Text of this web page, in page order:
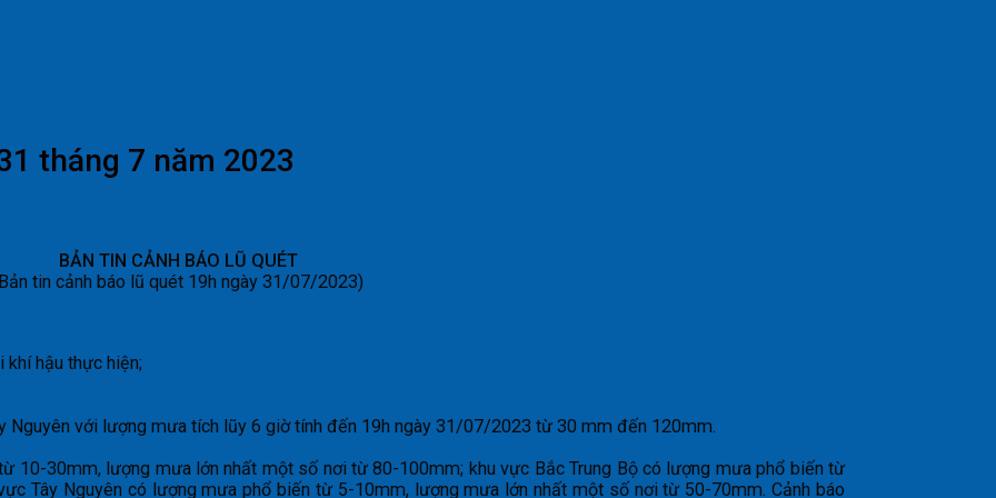
tháng 7 năm 2023
BẢN TIN CẢNH BÁO LŨ QUÉT
tin cảnh báo lũ quét 19h ngày 31/07/2023)
hậu thực hiện;
Nguyên với lượng mưa tích lũy 6 giờ tính đến 19h ngày 31/07/2023 từ 30 mm đến 120mm.
10-30mm, lượng mưa lớn nhất một số nơi từ 80-100mm; khu vực Bắc Trung Bộ có lượng mưa phổ biến từ
Tây Nguyên có lượng mưa phổ biến từ 5-10mm, lượng mưa lớn nhất một số nơi từ 50-70mm. Cảnh báo